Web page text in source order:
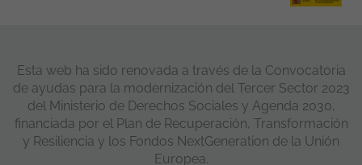
Esta web ha sido renovada a través de la Convocatoria
de ayudas para la modernización del Tercer Sector 2023
del Ministerio de Derechos Sociales y Agenda 2030,
financiada por el Plan de Recuperación, Transformación
y Resiliencia y los Fondos NextGeneration de la Unión
Europea.